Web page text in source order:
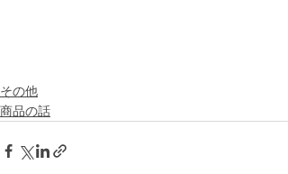
その他
商品の話